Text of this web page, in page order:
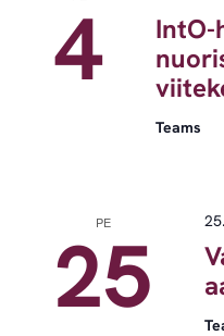
4
IntO-
Teams
PE
25